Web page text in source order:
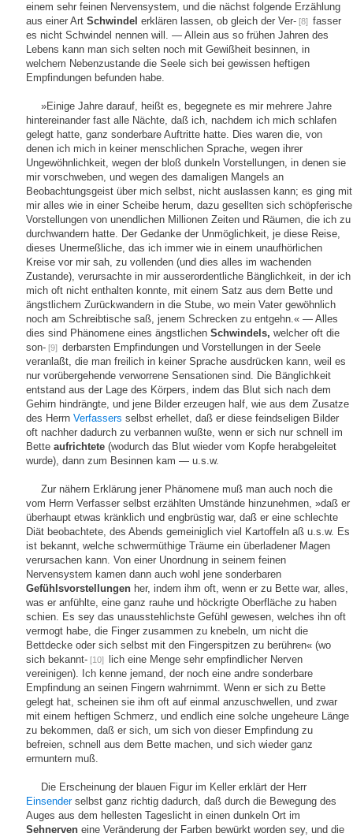
einem sehr feinen Nervensystem, und die nächst folgende Erzählung
aus einer Art Schwindel erklären lassen, ob gleich der Ver- [8] fasser
es nicht Schwindel nennen will. — Allein aus so frühen Jahren des
Lebens kann man sich selten noch mit Gewißheit besinnen, in
welchem Nebenzustande die Seele sich bei gewissen heftigen
Empfindungen befunden habe.
»Einige Jahre darauf, heißt es, begegnete es mir mehrere Jahre
hintereinander fast alle Nächte, daß ich, nachdem ich mich schlafen
gelegt hatte, ganz sonderbare Auftritte hatte. Dies waren die, von
denen ich mich in keiner menschlichen Sprache, wegen ihrer
Ungewöhnlichkeit, wegen der bloß dunkeln Vorstellungen, in denen sie
mir vorschweben, und wegen des damaligen Mangels an
Beobachtungsgeist über mich selbst, nicht auslassen kann; es ging mit
mir alles wie in einer Scheibe herum, dazu gesellten sich schöpferische
Vorstellungen von unendlichen Millionen Zeiten und Räumen, die ich zu
durchwandern hatte. Der Gedanke der Unmöglichkeit, je diese Reise,
dieses Unermeßliche, das ich immer wie in einem unaufhörlichen
Kreise vor mir sah, zu vollenden (und dies alles im wachenden
Zustande), verursachte in mir ausserordentliche Bänglichkeit, in der ich
mich oft nicht enthalten konnte, mit einem Satz aus dem Bette und
ängstlichem Zurückwandern in die Stube, wo mein Vater gewöhnlich
noch am Schreibtische saß, jenem Schrecken zu entgehn.« — Alles
dies sind Phänomene eines ängstlichen Schwindels, welcher oft die
son- [9] derbarsten Empfindungen und Vorstellungen in der Seele
veranlaßt, die man freilich in keiner Sprache ausdrücken kann, weil es
nur vorübergehende verworrene Sensationen sind. Die Bänglichkeit
entstand aus der Lage des Körpers, indem das Blut sich nach dem
Gehirn hindrängte, und jene Bilder erzeugen half, wie aus dem Zusatze
des Herrn Verfassers selbst erhellet, daß er diese feindseligen Bilder
oft nachher dadurch zu verbannen wußte, wenn er sich nur schnell im
Bette aufrichtete (wodurch das Blut wieder vom Kopfe herabgeleitet
wurde), dann zum Besinnen kam — u.s.w.
Zur nähern Erklärung jener Phänomene muß man auch noch die
vom Herrn Verfasser selbst erzählten Umstände hinzunehmen, »daß er
überhaupt etwas kränklich und engbrüstig war, daß er eine schlechte
Diät beobachtete, des Abends gemeiniglich viel Kartoffeln aß u.s.w. Es
ist bekannt, welche schwermüthige Träume ein überladener Magen
verursachen kann. Von einer Unordnung in seinem feinen
Nervensystem kamen dann auch wohl jene sonderbaren
Gefühlsvorstellungen her, indem ihm oft, wenn er zu Bette war, alles,
was er anfühlte, eine ganz rauhe und höckrigte Oberfläche zu haben
schien. Es sey das unausstehlichste Gefühl gewesen, welches ihn oft
vermogt habe, die Finger zusammen zu knebeln, um nicht die
Bettdecke oder sich selbst mit den Fingerspitzen zu berühren« (wo
sich bekannt- [10]
lich eine Menge sehr empfindlicher Nerven
vereinigen). Ich kenne jemand, der noch eine andre sonderbare
Empfindung an seinen Fingern wahrnimmt. Wenn er sich zu Bette
gelegt hat, scheinen sie ihm oft auf einmal anzuschwellen, und zwar
mit einem heftigen Schmerz, und endlich eine solche ungeheure Länge
zu bekommen, daß er sich, um sich von dieser Empfindung zu
befreien, schnell aus dem Bette machen, und sich wieder ganz
ermuntern muß.
Die Erscheinung der blauen Figur im Keller erklärt der Herr
Einsenderselbst ganz richtig dadurch, daß durch die Bewegung des
Auges aus dem hellesten Tageslicht in einen dunkeln Ort im
Sehnerven eine Veränderung der Farben bewürkt worden sey, und die